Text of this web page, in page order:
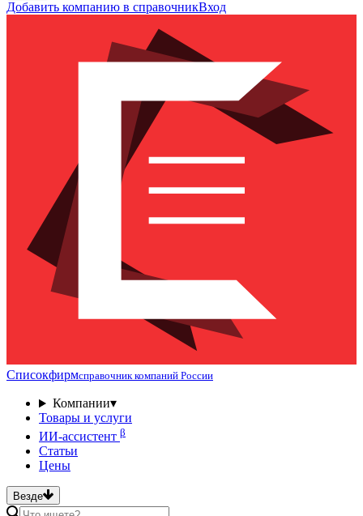
Добавить компанию в справочникВход
Списокфирмсправочник компаний России
Компании▾
Товары и услуги
ИИ-ассистент β
Статьи
Цены
Везде